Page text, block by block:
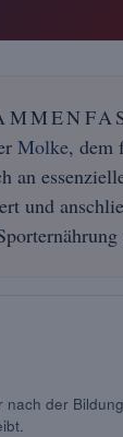
Molke, dem
an
und
nach der